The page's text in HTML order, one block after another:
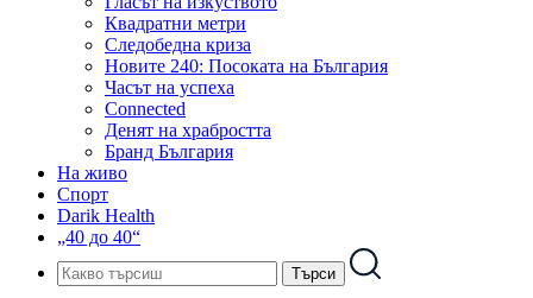
Квадратни метри
Следобедна криза
Новите 240: Посоката на България
Часът на успеха
Connected
Денят на храбростта
Бранд България
На живо
Спорт
Darik Health
„40 до 40“